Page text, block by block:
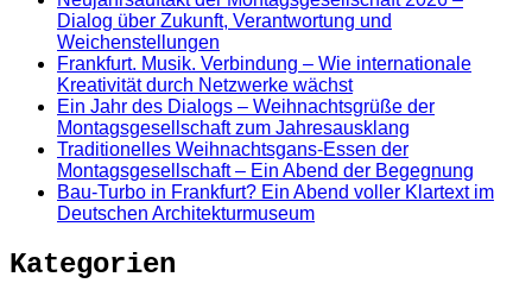
Dialog über Zukunft, Verantwortung und
Weichenstellungen
Frankfurt. Musik. Verbindung – Wie internationale
Kreativität durch Netzwerke wächst
Ein Jahr des Dialogs – Weihnachtsgrüße der
Montagsgesellschaft zum Jahresausklang
Traditionelles Weihnachtsgans-Essen der
Montagsgesellschaft – Ein Abend der Begegnung
Bau-Turbo in Frankfurt? Ein Abend voller Klartext im
Deutschen Architekturmuseum
Kategorien